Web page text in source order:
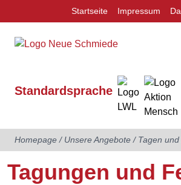
Startseite Impressum
Standardsprache
Homepage / Unsere Angebote / Tagen
Tagungen und